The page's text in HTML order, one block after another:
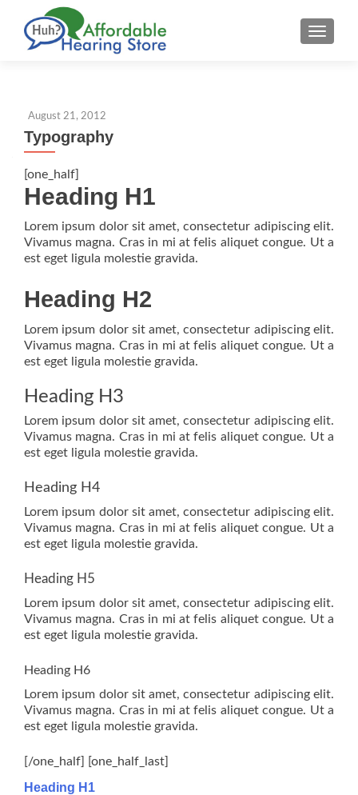
MENU
August 21, 2012
Typography
[one_half]
Heading H1
Lorem ipsum dolor sit amet, consectetur adipiscing elit.
Vivamus magna. Cras in mi at felis aliquet congue. Ut a
est eget ligula molestie gravida.
Heading H2
Lorem ipsum dolor sit amet, consectetur adipiscing elit.
Vivamus magna. Cras in mi at felis aliquet congue. Ut a
est eget ligula molestie gravida.
Heading H3
Lorem ipsum dolor sit amet, consectetur adipiscing elit.
Vivamus magna. Cras in mi at felis aliquet congue. Ut a
est eget ligula molestie gravida.
Heading H4
Lorem ipsum dolor sit amet, consectetur adipiscing elit.
Vivamus magna. Cras in mi at felis aliquet congue. Ut a
est eget ligula molestie gravida.
Heading H5
Lorem ipsum dolor sit amet, consectetur adipiscing elit.
Vivamus magna. Cras in mi at felis aliquet congue. Ut a
est eget ligula molestie gravida.
Heading H6
Lorem ipsum dolor sit amet, consectetur adipiscing elit.
Vivamus magna. Cras in mi at felis aliquet congue. Ut a
est eget ligula molestie gravida.
[/one_half] [one_half_last]
Heading H1